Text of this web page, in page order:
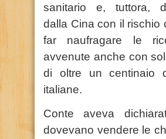
sanitario e, tuttora,
dalla Cina con il rischio
far naufragare le
avvenute anche con
di oltre un centinaio
italiane.
Conte aveva
dovevano vendere le